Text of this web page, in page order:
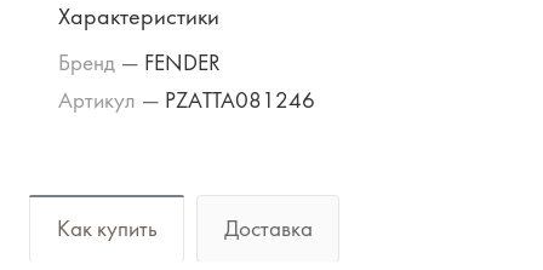
Характеристики
Бренд — FENDER
Артикул — PZATTA081246
Как купить Доставка